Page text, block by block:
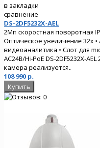
в закладки
сравнение
DS-2DF5232X-AEL
2Мп скоростная поворотная
Оптическое увеличение 32х
видеоаналитика • Слот для
AC24В/Hi-PoE DS-2DF5232X-
камера реализуется..
108 990 р.